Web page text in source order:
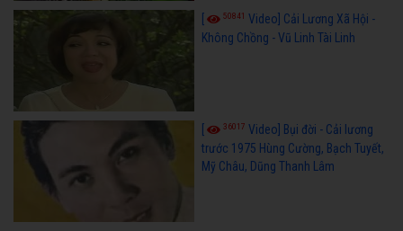
50841
Video] Cải Lương Xã Hội -
Không Chồng - Vũ Linh Tài Linh
36017 Video] Bụi đời - Cải lương
trước 1975 Hùng Cường, Bạch Tuyết,
Mỹ Châu, Dũng Thanh Lâm